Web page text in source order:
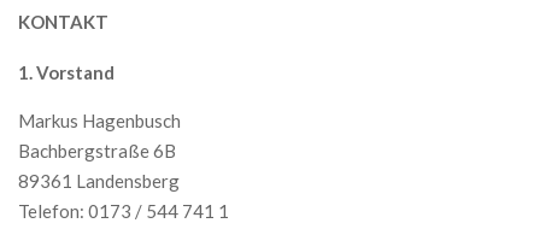
KONTAKT
1. Vorstand
Markus Hagenbusch
Bachbergstraße 6B
89361 Landensberg
Telefon: 0173 / 544 741 1